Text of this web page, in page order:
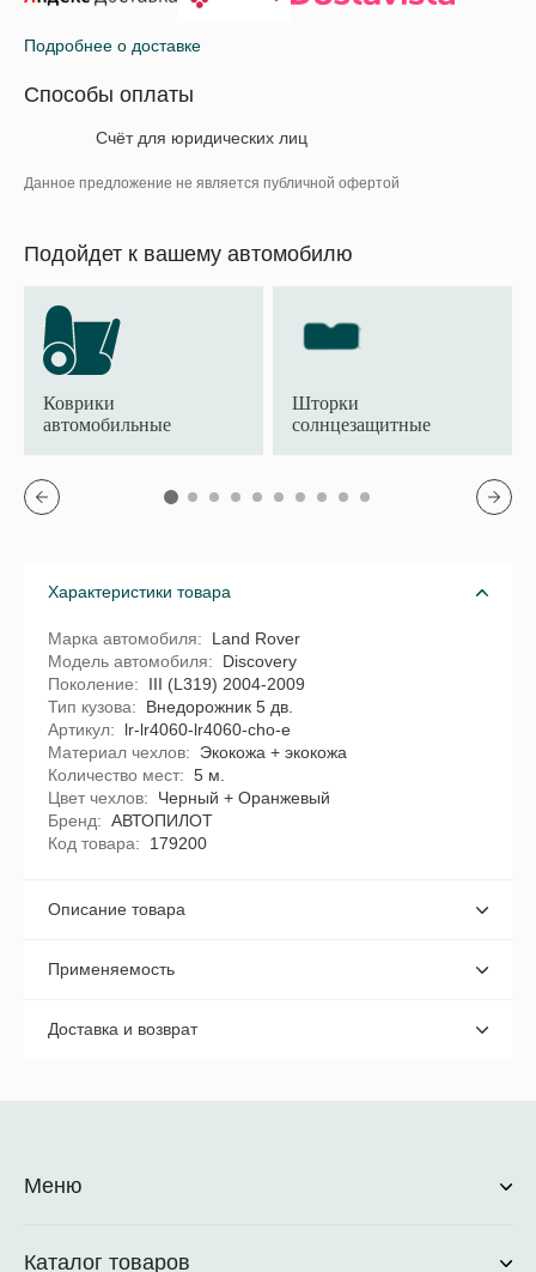
Подробнее о доставке
Способы оплаты
Счёт для юридических лиц
Данное предложение не является публичной офертой
Подойдет к вашему автомобилю
Коврики
автомобильные
Шторки
солнцезащитные
Характеристики товара
Марка автомобиля
Land Rover
Модель автомобиля
Discovery
Поколение
III (L319) 2004-2009
Тип кузова
Внедорожник 5 дв.
Артикул
lr-lr4060-lr4060-cho-e
Материал чехлов
Экокожа + экокожа
Количество мест
5 м.
Цвет чехлов
Черный + Оранжевый
Бренд
АВТОПИЛОТ
Код товара
179200
Описание товара
Применяемость
Доставка и возврат
Меню
Каталог товаров